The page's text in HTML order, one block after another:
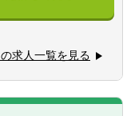
合わせ財務部門・関
の幅広いキャリア形
期間内で国内遠距離
幅広いキャリア形成
子会社がある企業グ
など
、スペイン語
CIA）、公認情報シ
の窓口となる組織と
内部統制の評価を推
査・情報セキュリテ
分析するCAATな
に対して行う監査に
求人一覧を見る